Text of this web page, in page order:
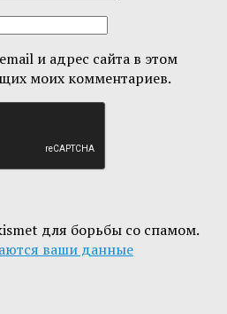
и адрес сайта в этом
моих комментариев.
для борьбы со спамом.
ваши данные